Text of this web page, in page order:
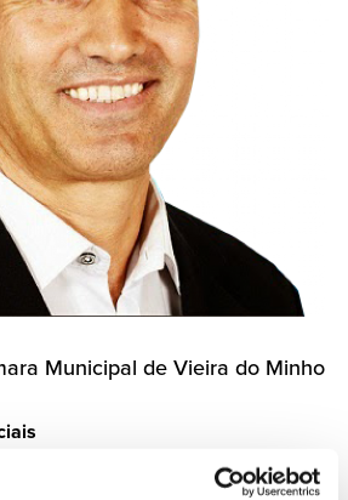
Municipal de Vieira do Minho